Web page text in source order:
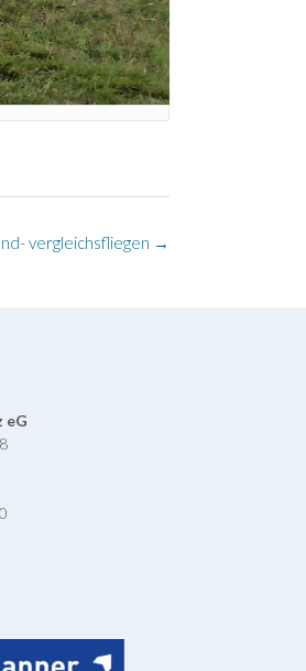
vergleichsfliegen →
eG